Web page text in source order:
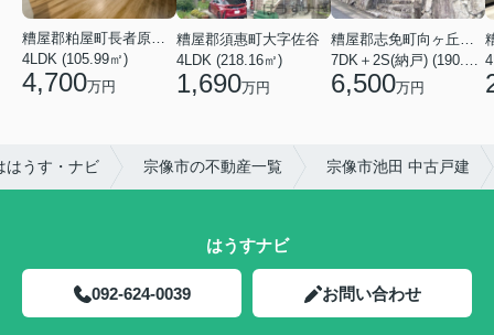
糟屋郡粕屋町長者原東７丁目
4LDK (105.99㎡)
4,700万円
糟屋郡須惠町大字佐谷
4LDK (218.16㎡)
1,690万円 6,500万円
はうす・ナビ 宗像市の不動産一覧 宗像市池田 中古戸建
はうすナビ
092-624-0039 お問い合わせ